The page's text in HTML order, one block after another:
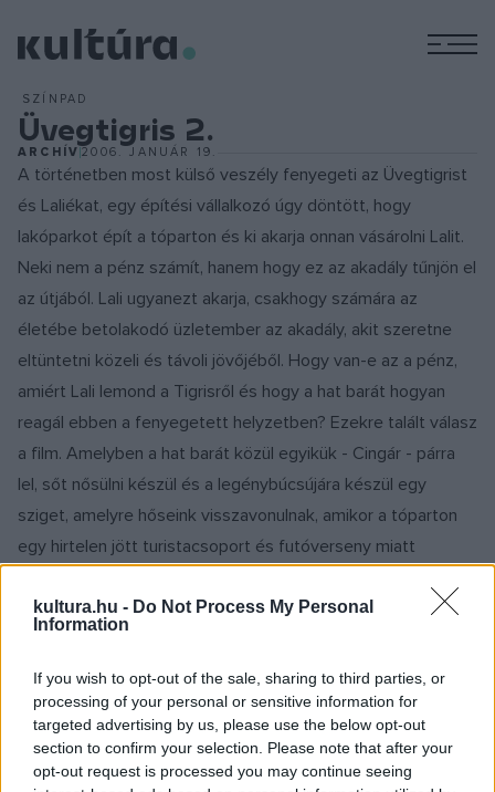
kultura.hu - Do Not Process My Personal
Information
If you wish to opt-out of the sale, sharing to third parties, or
processing of your personal or sensitive information for
targeted advertising by us, please use the below opt-out
section to confirm your selection. Please note that after your
opt-out request is processed you may continue seeing
SZÍNPAD
Üvegtigris 2.
ARCHÍV2006. JANUÁR 19.
A történetben most külső veszély fenyegeti az Üvegtigrist
és Laliékat, egy építési vállalkozó úgy döntött, hogy
lakóparkot épít a tóparton és ki akarja onnan vásárolni Lalit.
Neki nem a pénz számít, hanem hogy ez az akadály tűnjön el
az útjából. Lali ugyanezt akarja, csakhogy számára az
életébe betolakodó üzletember az akadály, akit szeretne
eltüntetni közeli és távoli jövőjéből. Hogy van-e az a pénz,
amiért Lali lemond a Tigrisről és hogy a hat barát hogyan
reagál ebben a fenyegetett helyzetben? Ezekre talált válasz
a film. Amelyben a hat barát közül egyikük - Cingár - párra
lel, sőt nősülni készül és a legénybúcsújára készül egy
sziget, amelyre hőseink visszavonulnak, amikor a tóparton
egy hirtelen jött turistacsoport és futóverseny miatt
forgatókönyvíró:Rudolf Péter, Buss Olivér Gábor
operatőr:Vecsernyés János